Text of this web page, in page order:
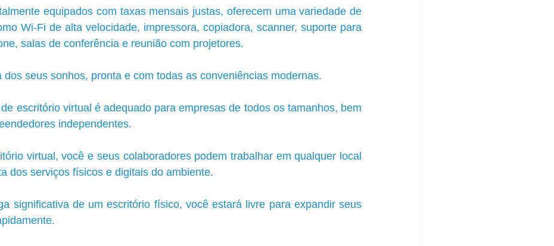
equipados com taxas mensais justas, oferecem uma variedade de
Wi-Fi de alta velocidade, impressora, copiadora, scanner, suporte para
salas de conferência e reunião com projetores.
dos seus sonhos, pronta e com todas as conveniências modernas.
escritório virtual é adequado para empresas de todos os tamanhos, bem
independentes.
virtual, você e seus colaboradores podem trabalhar em qualquer local
dos serviços físicos e digitais do ambiente.
significativa de um escritório físico, você estará livre para expandir seus